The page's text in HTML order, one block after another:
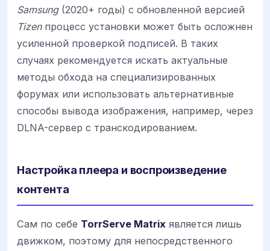
Samsung(2020+ годы) с обновленной версией
Tizenпроцесс установки может быть осложнен
усиленной проверкой подписей. В таких
случаях рекомендуется искать актуальные
методы обхода на специализированных
форумах или использовать альтернативные
способы вывода изображения, например, через
DLNA-сервер с транскодированием.
Настройка плеера и воспроизведение
контента
Сам по себе TorrServe Matrix является лишь
движком, поэтому для непосредственного